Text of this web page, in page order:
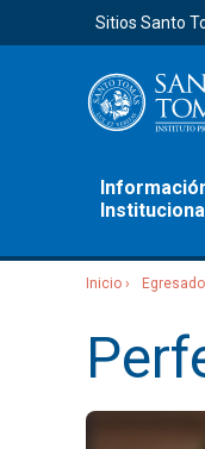
Sitios Santo
Inicio